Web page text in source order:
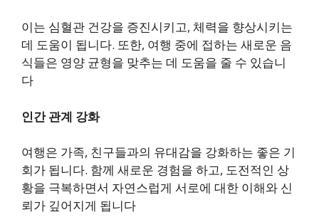
이는 심혈관 건강을 증진시키고, 체력을 향상시키는
데 도움이 됩니다. 또한, 여행 중에 접하는 새로운 음
식들은 영양 균형을 맞추는 데 도움을 줄 수 있습니
다
인간 관계 강화
여행은 가족, 친구들과의 유대감을 강화하는 좋은 기
회가 됩니다. 함께 새로운 경험을 하고, 도전적인 상
황을 극복하면서 자연스럽게 서로에 대한 이해와 신
뢰가 깊어지게 됩니다